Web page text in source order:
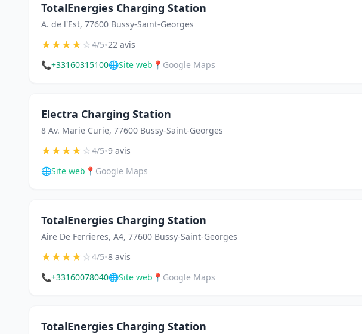
TotalEnergies Charging Station
A. de l'Est, 77600 Bussy-Saint-Georges
★★★★☆4/5•22 avis
📞+33160315100🌐Site web 📍 Google Maps
Electra Charging Station
8 Av. Marie Curie, 77600 Bussy-Saint-Georges
★★★★☆4/5•9 avis
🌐Site web 📍 Google Maps
TotalEnergies Charging Station
Aire De Ferrieres, A4, 77600 Bussy-Saint-Georges
★★★★☆4/5•8 avis
📞+33160078040🌐Site web 📍 Google Maps
TotalEnergies Charging Station